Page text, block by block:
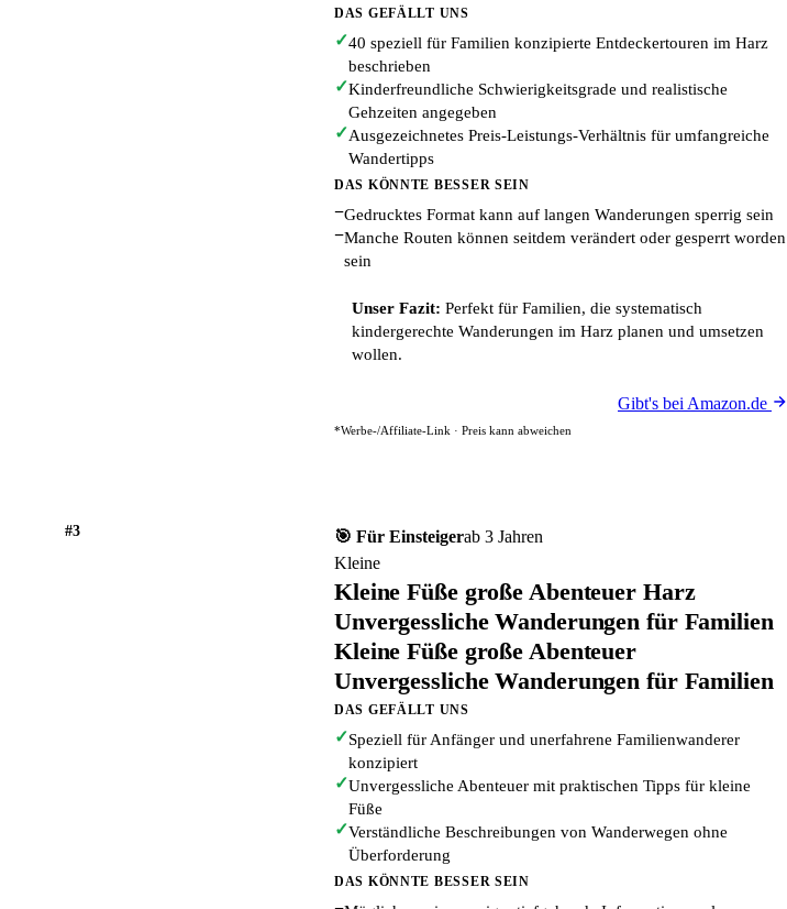
DAS GEFÄLLT UNS
✓40 speziell für Familien konzipierte Entdeckertouren im Harz
beschrieben
✓Kinderfreundliche Schwierigkeitsgrade und realistische
Gehzeiten angegeben
✓Ausgezeichnetes Preis-Leistungs-Verhältnis für umfangreiche
Wandertipps
DAS KÖNNTE BESSER SEIN
−Gedrucktes Format kann auf langen Wanderungen sperrig sein
−Manche Routen können seitdem verändert oder gesperrt worden
sein
Unser Fazit: Perfekt für Familien, die systematisch
kindergerechte Wanderungen im Harz planen und umsetzen
wollen.
Gibt's bei Amazon.de
*Werbe-/Affiliate-Link · Preis kann abweichen
#3 🎯 Für Einsteigerab 3 Jahren
Kleine
Kleine Füße große Abenteuer Harz
Unvergessliche Wanderungen für Familien
Kleine Füße große Abenteuer
Unvergessliche Wanderungen für Familien
DAS GEFÄLLT UNS
✓Speziell für Anfänger und unerfahrene Familienwanderer
konzipiert
✓Unvergessliche Abenteuer mit praktischen Tipps für kleine
Füße
✓Verständliche Beschreibungen von Wanderwegen ohne
Überforderung
DAS KÖNNTE BESSER SEIN